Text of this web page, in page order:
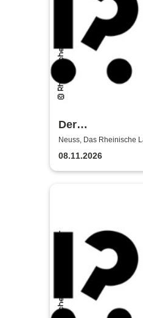
Der
Wunschpunsch
Landestheater
Neuss, Das Rheinische
Bühne
08.11.2026